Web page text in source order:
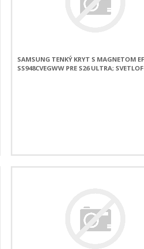
SAMSUNG TENKÝ KRYT S MAGNETOM
SS948CVEGWW PRE S26 ULTRA;